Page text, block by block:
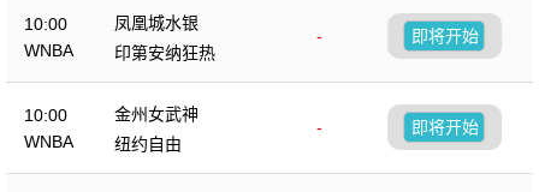
10:00
WNBA
凤凰城水银
-
印第安纳狂热
即将开始
10:00
WNBA
金州女武神
-
纽约自由
即将开始